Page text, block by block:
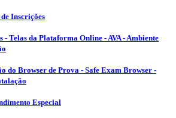
Inscrições
- Telas da Plataforma Online - AVA - Ambiente
do Browser de Prova - Safe Exam Browser -
Especial